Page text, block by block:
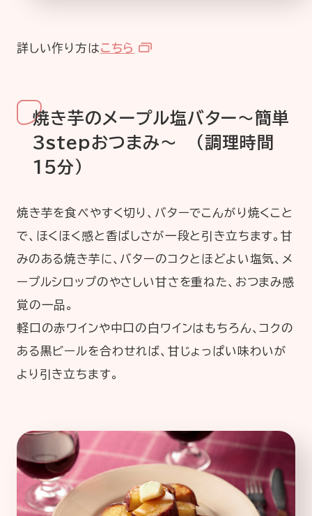
詳しい作り方はこちら
焼き芋のメープル塩バター～簡単
3stepおつまみ～ （調理時間
15分）
焼き芋を食べやすく切り、バターでこんがり焼くこと
で、ほくほく感と香ばしさが一段と引き立ちます。甘
みのある焼き芋に、バターのコクとほどよい塩気、メ
ープルシロップのやさしい甘さを重ねた、おつまみ感
覚の一品。
軽口の赤ワインや中口の白ワインはもちろん、コクの
ある黒ビールを合わせれば、甘じょっぱい味わいが
より引き立ちます。